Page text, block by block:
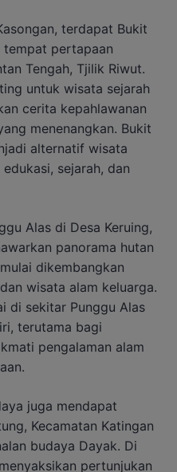
terdapat Bukit
tempat pertapaan
Tengah, Tjilik Riwut.
untuk wisata sejarah
cerita kepahlawanan
menenangkan. Bukit
alternatif wisata
sejarah, dan
Alas di Desa Keruing,
panorama hutan
dikembangkan
wisata alam keluarga.
di sekitar Punggu Alas
terutama bagi
pengalaman alam
juga mendapat
Kecamatan Katingan
budaya Dayak. Di
pertunjukan